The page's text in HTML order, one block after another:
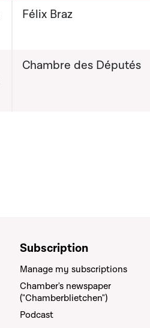
Félix Braz
Chambre des Députés
Subscription
Manage my subscriptions
Chamber's newspaper
("Chamberblietchen")
Podcast